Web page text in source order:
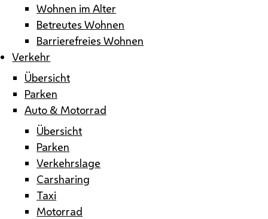
Wohnen im Alter
Betreutes Wohnen
Barrierefreies Wohnen
Verkehr
Übersicht
Parken
Auto & Motorrad
Übersicht
Parken
Verkehrslage
Carsharing
Taxi
Motorrad